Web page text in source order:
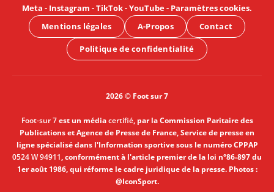
Meta - Instagram -TikTok-YouTube- Paramètres cookies.
Mentions légales
A-Propos Contact
Politique de confidentialité
2026 © Foot sur 7
Foot-sur 7est un médiacertifié, par la Commission Paritaire des
Publications et Agence de Presse de France, Service de presse en
ligne spécialisé dans l'Information sportive sous le numéro CPPAP
0524 W 94911, conformément à l'article premier de la loi n°86-897 du
1er août 1986, qui réforme le cadre juridique de la presse. Photos :
@IconSport.